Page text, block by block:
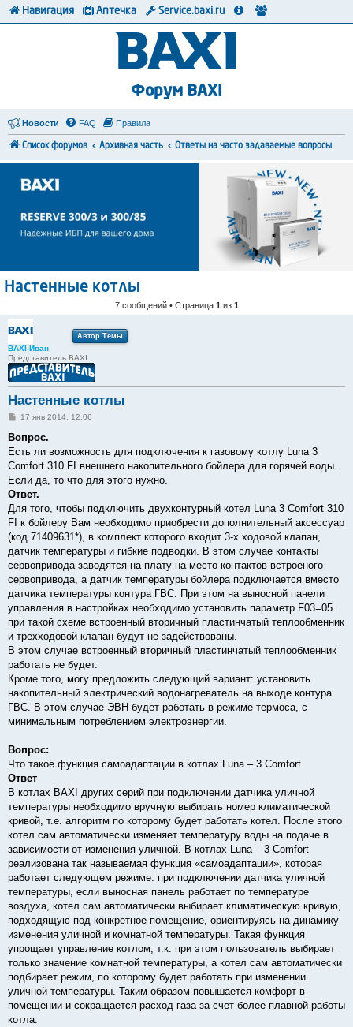
Форум BAXI
Новости FAQ Правила
Список форумов Архивная часть Ответы на часто задаваемые вопросы
Настенные котлы
7 сообщений • Страница 1 из 1
Автор Темы
BAXI-Иван
Представитель BAXI
Настенные котлы
С
о
щ
е
и
е
17 янв 2014, 12:06
Вопрос.
Есть ли возможность для подключения к газовому котлу Luna 3
Comfort 310 FI внешнего накопительного бойлера для горячей воды.
Если да, то что для этого нужно.
Ответ.
Для того, чтобы подключить двухконтурный котел Luna 3 Comfort 310
FI к бойлеру Вам необходимо приобрести дополнительный аксессуар
(код 71409631*), в комплект которого входит 3-х ходовой клапан,
датчик температуры и гибкие подводки. В этом случае контакты
сервопривода заводятся на плату на место контактов встроеного
сервопривода, а датчик температуры бойлера подключается вместо
датчика температуры контура ГВС. При этом на выносной панели
управления в настройках необходимо установить параметр F03=05.
при такой схеме встроенный вторичный пластинчатый теплообменник
и трехходовой клапан будут не задействованы.
В этом случае встроенный вторичный пластинчатый теплообменник
работать не будет.
Кроме того, могу предложить следующий вариант: установить
накопительный электрический водонагреватель на выходе контура
ГВС. В этом случае ЭВН будет работать в режиме термоса, с
минимальным потреблением электроэнергии.
Вопрос:
Что такое функция самоадаптации в котлах Luna – 3 Comfort
Ответ
В котлах BAXI других серий при подключении датчика уличной
температуры необходимо вручную выбирать номер климатической
кривой, т.е. алгоритм по которому будет работать котел. После этого
котел сам автоматически изменяет температуру воды на подаче в
зависимости от изменения уличной. В котлах Luna – 3 Comfort
реализована так называемая функция «самоадаптации», которая
работает следующем режиме: при подключении датчика уличной
температуры, если выносная панель работает по температуре
воздуха, котел сам автоматически выбирает климатическую кривую,
подходящую под конкретное помещение, ориентируясь на динамику
изменения уличной и комнатной температуры. Такая функция
упрощает управление котлом, т.к. при этом пользователь выбирает
только значение комнатной температуры, а котел сам автоматически
подбирает режим, по которому будет работать при изменении
уличной температуры. Таким образом повышается комфорт в
помещении и сокращается расход газа за счет более плавной работы
котла.
Навигация Аптечка Service.baxi.ru